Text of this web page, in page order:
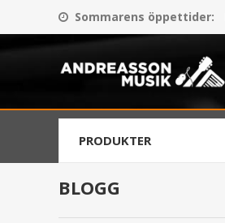
Sommarens öppettider:
PRODUKTER
BLOGG